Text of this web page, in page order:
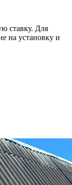
ставку. Для
на установку и